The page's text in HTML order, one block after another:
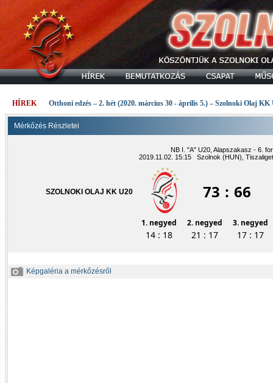
HÍREK Otthoni edzés – 2. hét (2020. március 30 - április 5.) – Szolnoki Olaj KK
Mérkőzés Részletei
NB I. "A" U20, Alapszakasz - 6.
2019.11.02. 15:15 Szolnok (HUN),
SZOLNOKI OLAJ KK U20 73 : 66
1. negyed 2. negyed 3. negyed
14 : 18 21 : 17 17 : 17
Képgaléria a mérkőzésről